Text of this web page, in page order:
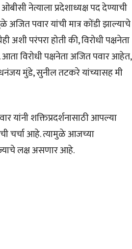
नेत्याला प्रदेशाध्यक्ष पद देण्याची
पवार यांची मात्र कोंडी झाल्याचे
परंपरा होती की, विरोधी पक्षनेता
विरोधी पक्षनेता अजित पवार आहेत,
धनंजय मुंडे, सुनील तटकरे यांच्यासह मी
शक्तिप्रदर्शनासाठी आपल्या
चर्चा आहे. त्यामुळे आजच्या
लक्ष असणार आहे.